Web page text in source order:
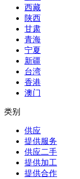
西藏
陕西
甘肃
青海
宁夏
新疆
台湾
香港
澳门
类别
供应
提供服务
供应二手
提供加工
提供合作